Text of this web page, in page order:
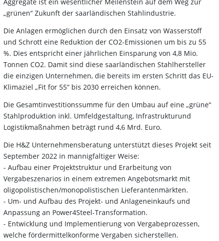
„grünen“ Zukunft der saarländischen Stahlindustrie.
Die Anlagen ermöglichen durch den Einsatz von Wasserstoff
und Schrott eine Reduktion der CO2-Emissionen um bis zu 55
%. Dies entspricht einer jährlichen Einsparung von 4,8 Mio.
Tonnen CO2. Damit sind diese saarländischen Stahlhersteller
die einzigen Unternehmen, die bereits im ersten Schritt das EU-
Klimaziel „Fit for 55“ bis 2030 erreichen können.
Die Gesamtinvestitionssumme für den Umbau auf eine „grüne“
Stahlproduktion inkl. Umfeldgestaltung, Infrastrukturund
Logistikmaßnahmen beträgt rund 4,6 Mrd. Euro.
Die H&Z Unternehmensberatung unterstützt dieses Projekt seit
September 2022 in mannigfaltiger Weise:
- Aufbau einer Projektstruktur und Erarbeitung von
Vergabeszenarios in einem extremen Angebotsmarkt mit
oligopolistischen/monopolistischen Lieferantenmärkten.
- Um- und Aufbau des Projekt- und Anlageneinkaufs und
Anpassung an Power4Steel-Transformation.
- Entwicklung und Implementierung von Vergabeprozessen,
welche fördermittelkonforme Vergaben sicherstellen.